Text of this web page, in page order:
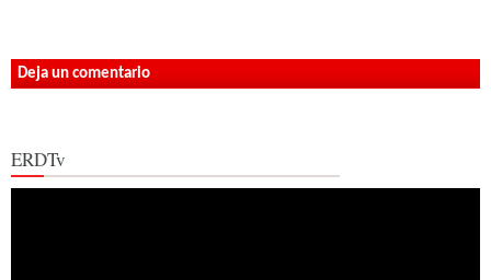
Deja un comentario
ERDTv